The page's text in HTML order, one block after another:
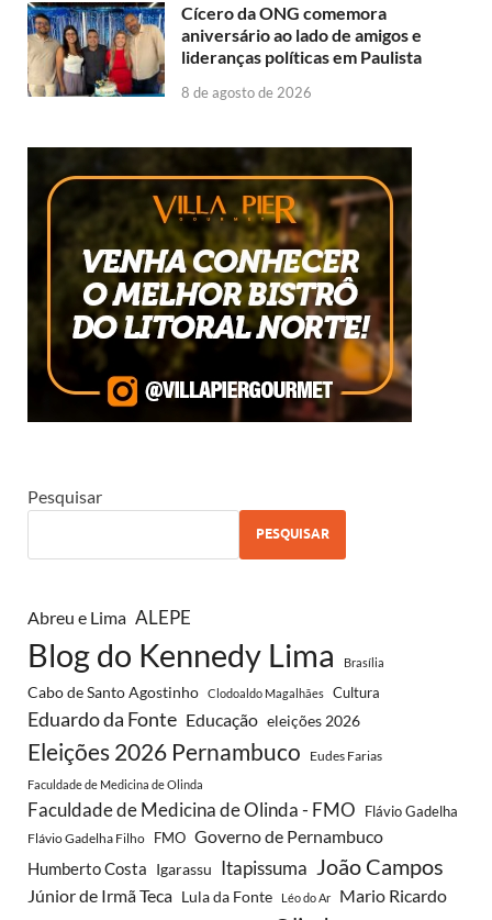
Cícero da ONG comemora
aniversário ao lado de amigos e
lideranças políticas em Paulista
8 de agosto de 2026
Pesquisar
PESQUISAR
Abreu e Lima ALEPE
Blog do Kennedy Lima Brasília
Cabo de Santo Agostinho Clodoaldo Magalhães Cultura
Eduardo da Fonte Educação eleições 2026
Eleições 2026 Pernambuco Eudes Farias
Faculdade de Medicina de Olinda
Faculdade de Medicina de Olinda - FMO Flávio Gadelha
Flávio Gadelha Filho FMO Governo de Pernambuco
Humberto Costa Igarassu Itapissuma João Campos
Júnior de Irmã Teca Lula da Fonte Léo do Ar Mario Ricardo